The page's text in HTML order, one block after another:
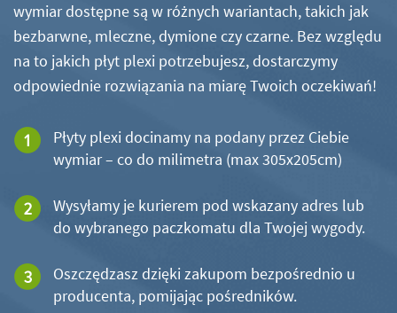
wymiar dostępne są w różnych wariantach, takich jak
bezbarwne, mleczne, dymione czy czarne. Bez względu
na to jakich płyt plexi potrzebujesz, dostarczymy
odpowiednie rozwiązania na miarę Twoich oczekiwań!
Płyty plexi docinamy na podany przez Ciebie
wymiar – co do milimetra (max 305x205cm)
Wysyłamy je kurierem pod wskazany adres lub
do wybranego paczkomatu dla Twojej wygody.
Oszczędzasz dzięki zakupom bezpośrednio u
producenta, pomijając pośredników.